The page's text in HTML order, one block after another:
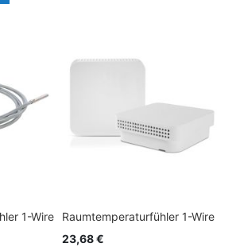
1-Wire
Raumtemperaturfühler 1-Wire
23,68 €